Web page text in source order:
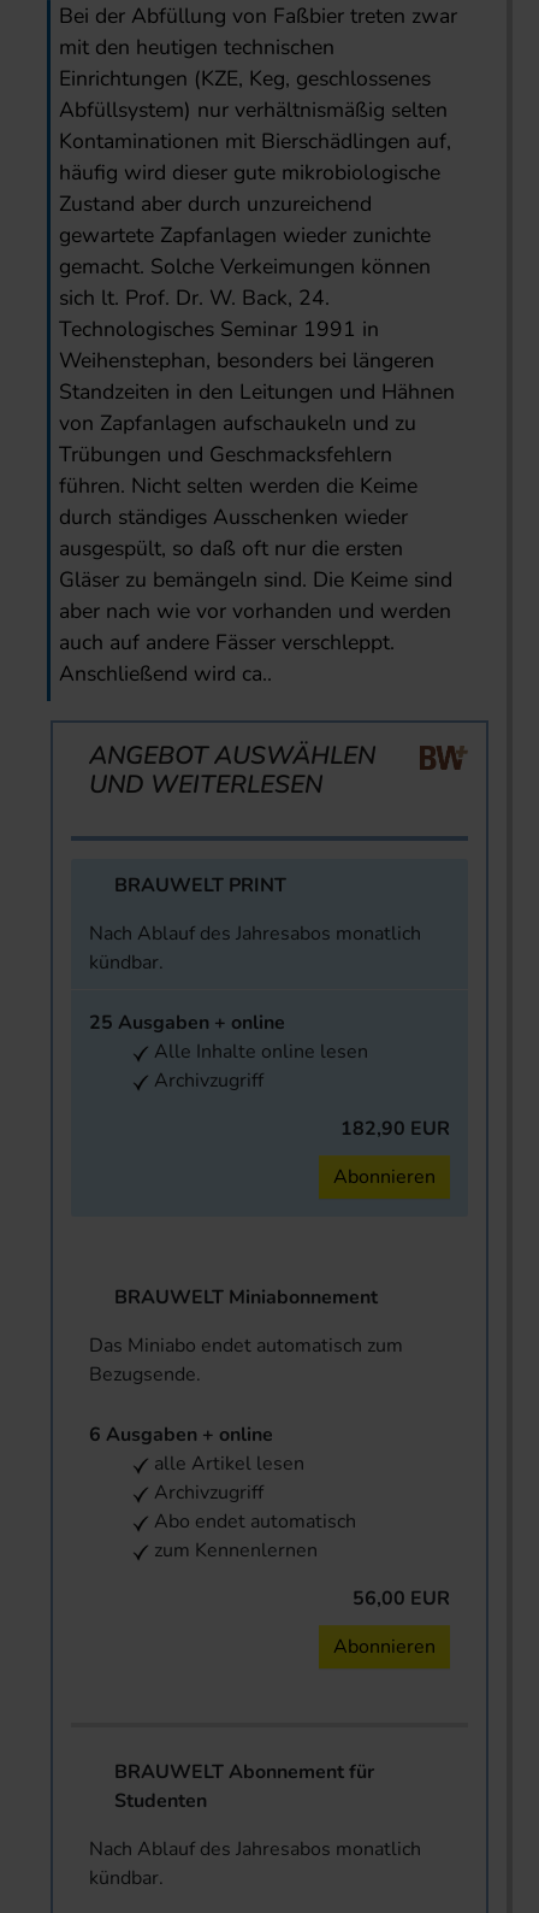
Bei der Abfüllung von Faßbier treten zwar
mit den heutigen technischen
Einrichtungen (KZE, Keg, geschlossenes
Abfüllsystem) nur verhältnismäßig selten
Kontaminationen mit Bierschädlingen auf,
häufig wird dieser gute mikrobiologische
Zustand aber durch unzureichend
gewartete Zapfanlagen wieder zunichte
gemacht. Solche Verkeimungen können
sich lt. Prof. Dr. W. Back, 24.
Technologisches Seminar 1991 in
Weihenstephan, besonders bei längeren
Standzeiten in den Leitungen und Hähnen
von Zapfanlagen aufschaukeln und zu
Trübungen und Geschmacksfehlern
führen. Nicht selten werden die Keime
durch ständiges Ausschenken wieder
ausgespült, so daß oft nur die ersten
Gläser zu bemängeln sind. Die Keime sind
aber nach wie vor vorhanden und werden
auch auf andere Fässer verschleppt.
Anschließend wird ca..
ANGEBOT AUSWÄHLEN
UND WEITERLESEN
BRAUWELT PRINT
Nach Ablauf des Jahresabos monatlich
kündbar.
25 Ausgaben + online
Alle Inhalte online lesen
Archivzugriff
182,90 EUR
Abonnieren
BRAUWELT Miniabonnement
Das Miniabo endet automatisch zum
Bezugsende.
6 Ausgaben + online
alle Artikel lesen
Archivzugriff
Abo endet automatisch
zum Kennenlernen
56,00 EUR
Abonnieren
BRAUWELT Abonnement für
Studenten
Nach Ablauf des Jahresabos monatlich
kündbar.